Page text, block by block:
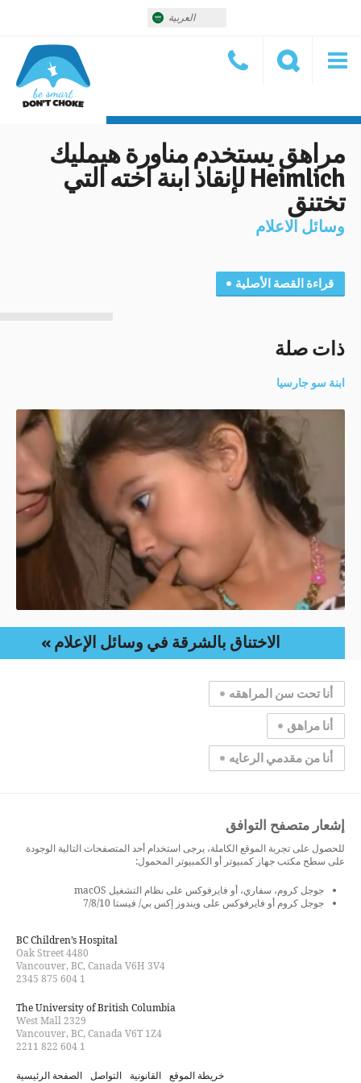
العربية
مراهق يستخدم مناورة هيمليك
Heimlich لإنقاذ ابنة اخته التي
تختنق
وسائل الاعلام
قراءة القصة الأصلية
ذات صلة
ابنة سو جارسيا
الاختناق بالشرقة في وسائل الإعلام
أنا تحت سن المراهقه
أنا مراهق
أنا من مقدمي الرعايه
إشعار متصفح التوافق
للحصول على تجربة الموقع الكاملة، يرجى استخدام أحد المتصفحات التالية الوجودة
على سطح مكتب جهاز كمبيوتر أو الكمبيوتر المحمول:
جوجل كروم، سفاري، أو فايرفوكس على نظام التشغيل macOS
جوجل كروم أو فايرفوكس على ويندوز إكس بي/ فيستا 7/8/10
BC Children’s Hospital
4480 Oak Street
Vancouver, BC, Canada V6H 3V4
1 604 875 2345
The University of British Columbia
2329 West Mall
Vancouver, BC, Canada V6T 1Z4
1 604 822 2211
الصفحة الرئيسية التواصل القانونية خريطة الموقع